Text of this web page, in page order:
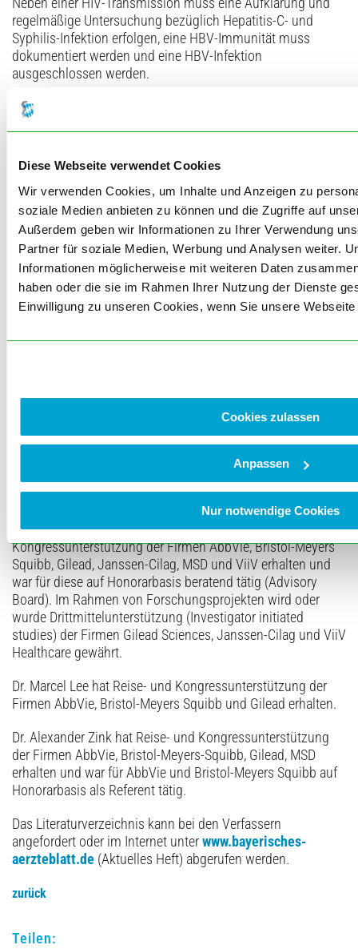
Diese Webseite verwendet Cookies
Wir verwenden Cookies, um Inhalte und Anzeigen zu
soziale Medien anbieten zu können und die Zugriffe auf
Außerdem geben wir Informationen zu Ihrer Verwendung
Partner für soziale Medien, Werbung und Analysen weiter.
Informationen möglicherweise mit weiteren Daten
haben oder die sie im Rahmen Ihrer Nutzung der Dienste
Einwilligung zu unseren Cookies, wenn Sie unsere
Cookies zulassen
Anpassen
Nur notwendige Cookies
Neben einer HIV-Transmission muss eine Aufklärung und
regelmäßige Untersuchung bezüglich Hepatitis-C- und
Syphilis-Infektion erfolgen, eine HBV-Immunität muss
dokumentiert werden und eine HBV-Infektion
ausgeschlossen werden.
Obgleich die moderne ART die HIV-Infektion zu einer gut
Neudiagnosezahlen beobachtet. Neben regelmäßiger
Präventionsmethoden wie beispielsweise die PrEP zur
Reduktion der Neuinfektionszahlen beitragen. Im
medizinischen Alltag sind auch bei HIV-Patienten regelhaft
keine besonderen Hygienemaßnahmen erforderlich.
Dr. Christoph D. Spinner hat Reise- und
Kongressunterstützung der Firmen AbbVie, Bristol-Meyers
Squibb, Gilead, Janssen-Cilag, MSD und ViiV erhalten und
war für diese auf Honorarbasis beratend tätig (Advisory
Board). Im Rahmen von Forschungsprojekten wird oder
wurde Drittmittelunterstützung (Investigator initiated
studies) der Firmen Gilead Sciences, Janssen-Cilag und ViiV
Healthcare gewährt.
Dr. Marcel Lee hat Reise- und Kongressunterstützung der
Firmen AbbVie, Bristol-Meyers Squibb und Gilead erhalten.
Dr. Alexander Zink hat Reise- und Kongressunterstützung
der Firmen AbbVie, Bristol-Meyers-Squibb, Gilead, MSD
erhalten und war für AbbVie und Bristol-Meyers Squibb auf
Honorarbasis als Referent tätig.
Das Literaturverzeichnis kann bei den Verfassern
angefordert oder im Internet unter www.bayerisches-
aerzteblatt.de (Aktuelles Heft) abgerufen werden.
zurück
Teilen: